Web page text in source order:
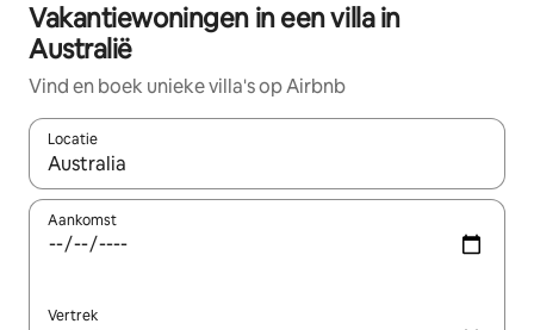
Vakantiewoningen in een villa in
Australië
Vind en boek unieke villa's op Airbnb
Locatie
Wanneer er suggesties beschikbaar zijn, maak je een keuze
Aankomst
Vertrek